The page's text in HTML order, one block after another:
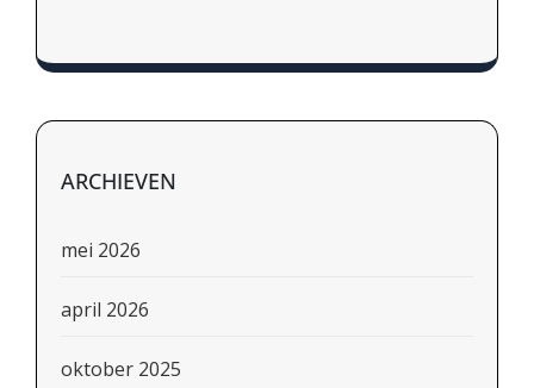
ARCHIEVEN
mei 2026
april 2026
oktober 2025